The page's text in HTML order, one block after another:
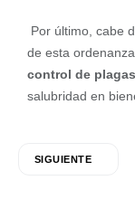
Por último, cabe
de esta
control de plagas
salubridad en
SIGUIENTE